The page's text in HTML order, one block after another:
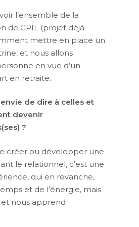
l’ensemble de la
de CPIL (projet déjà
mettre en place un
et nous allons
en vue d’un
en retraite.
envie de dire à celles et
devenir
?
créer ou développer une
le relationnel, c’est une
qui en revanche,
et de l’énergie, mais
nous apprend